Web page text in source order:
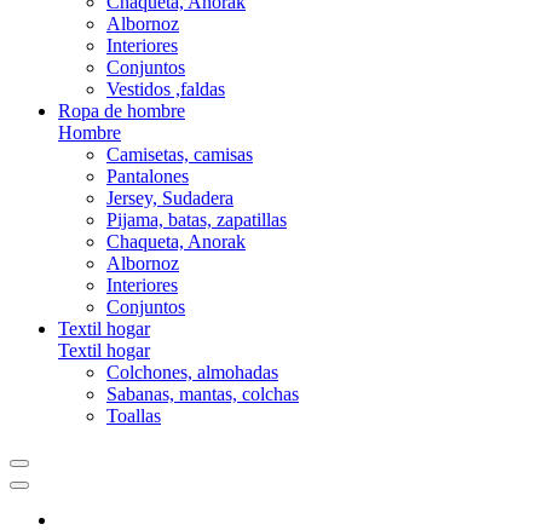
Albornoz
Interiores
Conjuntos
Vestidos ,faldas
Ropa de hombre
Hombre
Camisetas, camisas
Pantalones
Jersey, Sudadera
Pijama, batas, zapatillas
Chaqueta, Anorak
Albornoz
Interiores
Conjuntos
Textil hogar
Textil hogar
Colchones, almohadas
Sabanas, mantas, colchas
Toallas